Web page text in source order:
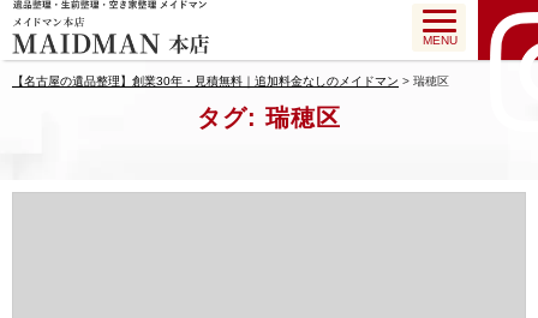
MENU
【名古屋の遺品整理】創業30年・見積無料｜追加料金なしのメイドマン > 瑞穂区
タグ:瑞穂区